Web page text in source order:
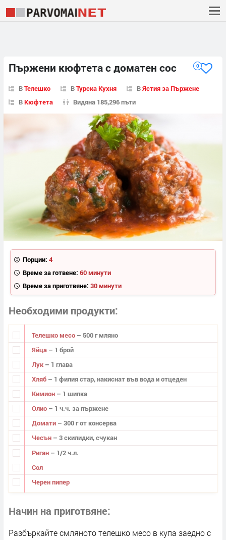
Пържени кюфтета с доматен сос 0
ВТелешко ВТурска Кухня ВЯстия за Пържене
ВКюфтета Видяна 185,296 пъти
Порции: 4
Време за готвене: 60 минути
Време за приготвяне: 30 минути
Необходими продукти
Телешко месо – 500 г мляно
Яйца – 1 брой
Лук – 1 глава
Хляб – 1 филия стар, накиснат във вода и отцеден
Кимион – 1 шипка
Олио – 1 ч.ч. за пържене
Домати – 300 г от консерва
Чесън – 3 скилидки, счукан
Риган – 1/2 ч.л.
Сол
Черен пипер
Начин на приготвяне
Разбъркайте смляното телешко месо в купа заедно с